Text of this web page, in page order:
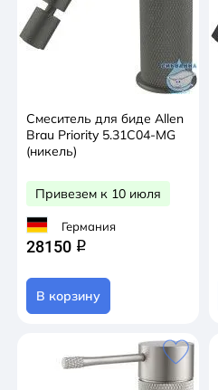
Смеситель для биде Allen
Brau Priority 5.31С04-MG
(никель)
Привезем к 10 июля
Германия
28150 q
В корзину